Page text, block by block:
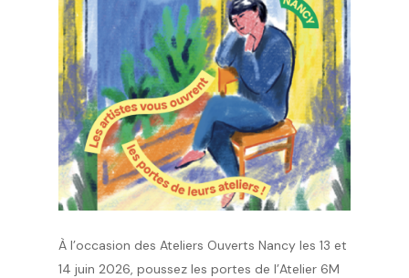
À l’occasion des Ateliers Ouverts Nancy les 13 et
14 juin 2026, poussez les portes de l’Atelier 6M